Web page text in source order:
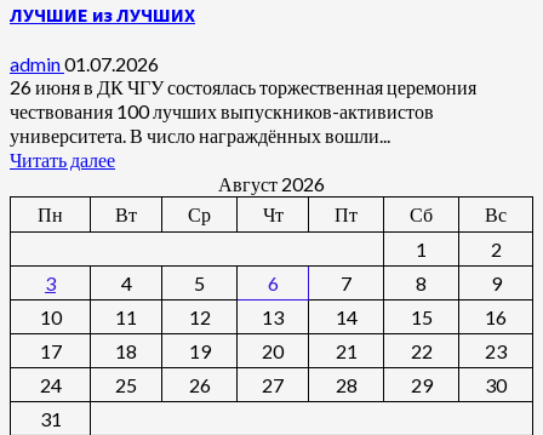
ЛУЧШИЕ из ЛУЧШИХ
admin01.07.2026
26 июня в ДК ЧГУ состоялась торжественная церемония
чествования 100 лучших выпускников-активистов
университета. В число награждённых вошли...
Читать далее
Август 2026
Пн
Вт Ср Чт Пт Сб
Вс
1
2
3
4 5 6 7 8
9
10
11 12 13 14 15
16
17
18 19 20 21 22
23
24
25 26 27 28 29
30
31